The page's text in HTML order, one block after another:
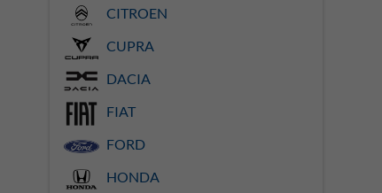
CITROEN
CUPRA
DACIA
FIAT
FORD
HONDA